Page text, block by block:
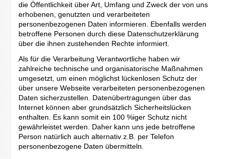
die Öffentlichkeit über Art, Umfang und Zweck der von uns
erhobenen, genutzten und verarbeiteten
personenbezogenen Daten informieren. Ebenfalls werden
betroffene Personen durch diese Datenschutzerklärung
über die ihnen zustehenden Rechte informiert.
Als für die Verarbeitung Verantwortliche haben wir
zahlreiche technische und organisatorische Maßnahmen
umgesetzt, um einen möglichst lückenlosen Schutz der
über unsere Webseite verarbeiteten personenbezogenen
Daten sicherzustellen. Datenübertragungen über das
Internet können aber grundsätzlich Sicherheitslücken
enthalten. Es kann somit ein 100 %iger Schutz nicht
gewährleistet werden. Daher kann uns jede betroffene
Person natürlich auch alternativ z.B. per Telefon
personenbezogene Daten übermitteln.